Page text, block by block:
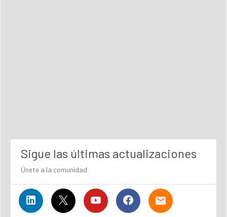
Sigue las últimas actualizaciones
Únete a la comunidad